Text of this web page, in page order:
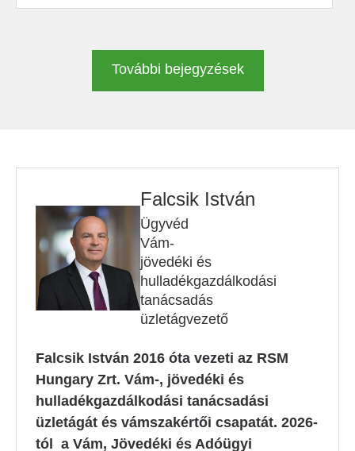
További bejegyzések
Falcsik István
Ügyvéd
Vám-
jövedéki és
hulladékgazdálkodási
tanácsadás
üzletágvezető
Falcsik István 2016 óta vezeti az RSM
Hungary Zrt. Vám-, jövedéki és
hulladékgazdálkodási tanácsadási
üzletágát és vámszakértői csapatát. 2026-
tól a Vám, Jövedéki és Adóügyi